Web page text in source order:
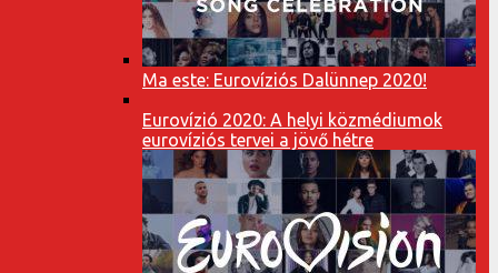
Ma este: Eurovíziós Dalünnep 2020!
Eurovízió 2020: A helyi közmédiumok
eurovíziós tervei a jövő hétre